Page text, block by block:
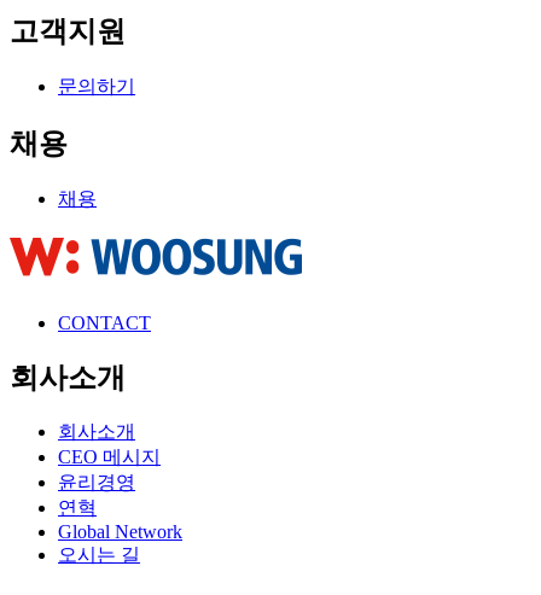
고객지원
문의하기
채용
채용
CONTACT
회사소개
회사소개
CEO 메시지
윤리경영
연혁
Global Network
오시는 길